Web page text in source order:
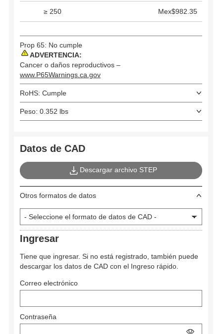
≥ 250 Mex$982.35
Prop 65: No cumple
ADVERTENCIA:
Cancer o daños reproductivos –
www.P65Warnings.ca.gov
RoHS: Cumple
Peso: 0.352 lbs
Datos de CAD
Descargar archivo STEP
Otros formatos de datos
Ingresar
Tiene que ingresar. Si no está registrado, también puede
descargar los datos de CAD con el Ingreso rápido.
Correo electrónico
Contraseña